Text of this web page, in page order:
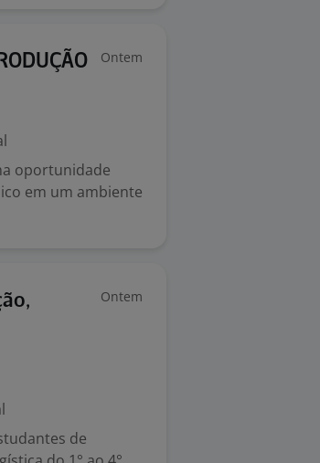
Ontem
oportunidade
em um ambiente
Ontem
de